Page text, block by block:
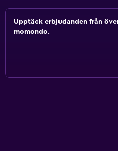
Upptäck erbjudanden från
momondo.